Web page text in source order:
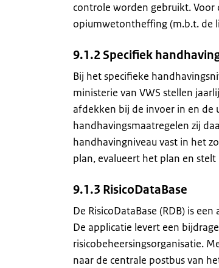
controle worden gebruikt.
opiumwetontheffing (m.b.t. de
9.1.2 Specifiek
Bij het specifieke
ministerie van VWS stellen
afdekken bij de invoer in en de
handhavingsmaatregelen zij
handhavingniveau vast in het
plan, evalueert het plan en
9.1.3 RisicoDataBase
De RisicoDataBase (RDB) is
De applicatie levert een
risicobeheersingsorganisatie.
naar de centrale postbus van